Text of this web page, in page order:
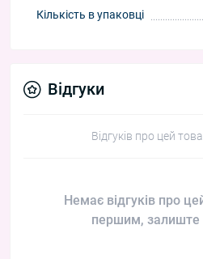
Кількість в упаковці
Відгуки
Відгуків про цей
Немає відгуків про
першим, залиште